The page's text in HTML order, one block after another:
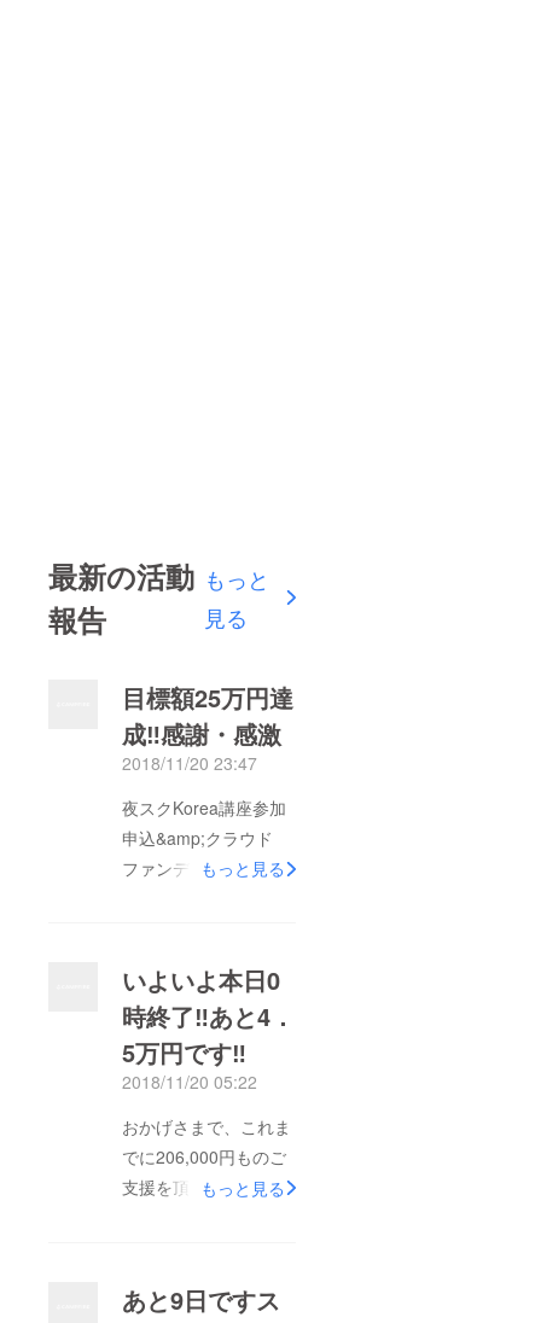
最新の活動
報告
もっと
見る
目標額25万円達
成‼️感謝・感激️
2018/11/20 23:47
夜スクKorea講座参加
申込&amp;クラウド
ファンディング開始か
人お一人のご支援のお
かげさまで、無事目標
額25万円を達成する事
が出来ました！本当に
た(^^)この場をお借り
して心より御礼申し上
げます。 ワクワク、
ラハラしながらの展開
もっと見る
いよいよ本日0
時終了‼️あと4．
5万円です‼️
2018/11/20 05:22
おかげさまで、これま
でに206,000円ものご
支援を頂き、心より御
を達成したいと思いま
もっと見る
あと9日です️ス